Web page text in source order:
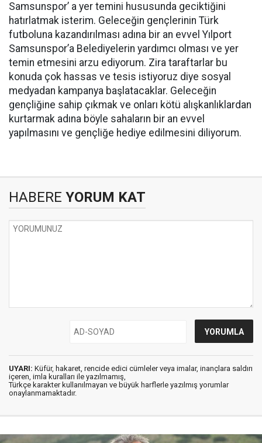
Samsunspor’ a yer temini hususunda geciktiğini
hatırlatmak isterim. Geleceğin gençlerinin Türk
futboluna kazandırılması adına bir an evvel Yılport
Samsunspor’a Belediyelerin yardımcı olması ve yer
temin etmesini arzu ediyorum. Zira taraftarlar bu
konuda çok hassas ve tesis istiyoruz diye sosyal
medyadan kampanya başlatacaklar. Geleceğin
gençliğine sahip çıkmak ve onları kötü alışkanlıklardan
kurtarmak adına böyle sahaların bir an evvel
yapılmasını ve gençliğe hediye edilmesini diliyorum.
HABERE YORUM KAT
UYARI: Küfür, hakaret, rencide edici cümleler veya imalar, inançlara saldırı
içeren, imla kuralları ile yazılmamış,
Türkçe karakter kullanılmayan ve büyük harflerle yazılmış yorumlar
onaylanmamaktadır.